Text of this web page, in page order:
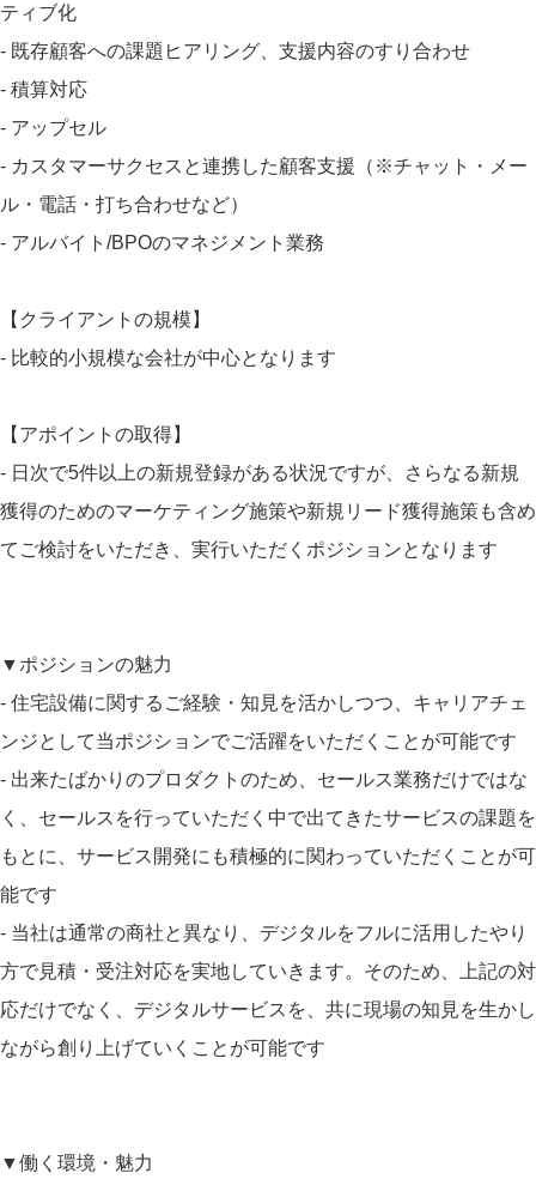
ティブ化
- 既存顧客への課題ヒアリング、支援内容のすり合わせ
- 積算対応
- アップセル
- カスタマーサクセスと連携した顧客支援（※チャット・メー
ル・電話・打ち合わせなど）
- アルバイト/BPOのマネジメント業務
【クライアントの規模】
- 比較的小規模な会社が中心となります
【アポイントの取得】
- 日次で5件以上の新規登録がある状況ですが、さらなる新規
獲得のためのマーケティング施策や新規リード獲得施策も含め
てご検討をいただき、実行いただくポジションとなります
▼ポジションの魅力
- 住宅設備に関するご経験・知見を活かしつつ、キャリアチェ
ンジとして当ポジションでご活躍をいただくことが可能です
- 出来たばかりのプロダクトのため、セールス業務だけではな
く、セールスを行っていただく中で出てきたサービスの課題を
もとに、サービス開発にも積極的に関わっていただくことが可
能です
- 当社は通常の商社と異なり、デジタルをフルに活用したやり
方で見積・受注対応を実地していきます。そのため、上記の対
応だけでなく、デジタルサービスを、共に現場の知見を生かし
ながら創り上げていくことが可能です
▼働く環境・魅力